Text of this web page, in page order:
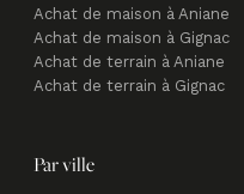
Achat de maison à Aniane
Achat de maison à Gignac
Achat de terrain à Aniane
Achat de terrain à Gignac
Par ville